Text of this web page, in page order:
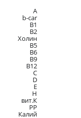
A
b-car
В1
B2
Холин
B5
B6
B9
B12
C
D
E
H
вит.К
PP
Калий